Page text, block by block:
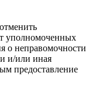
уполномоченных
о неправомочности
и/или иная
предоставление